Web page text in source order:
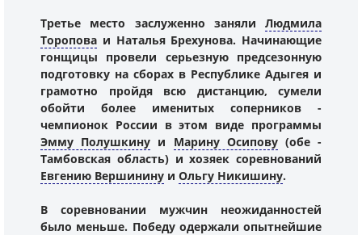
Третье место заслуженно заняли Людмила
Торопова и Наталья Брехунова. Начинающие
гонщицы провели серьезную предсезонную
подготовку на сборах в Республике Адыгея и
грамотно пройдя всю дистанцию, сумели
обойти более именитых соперников -
чемпионок России в этом виде программы
Эмму Полушкину и Марину Осипову(обе -
Тамбовская область) и хозяек соревнований
Евгению Вершинину и Ольгу Никишину.
В соревновании мужчин неожиданностей
было меньше. Победу одержали опытнейшие